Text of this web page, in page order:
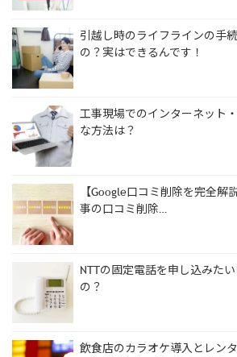
引越し時のライフラインの手
の？実はできるんです！
工事現場でのインターネット
な方法は？
【Google口コミ削除を完全解
事の口コミ削除…
NTTの固定電話を申し込みた
の？
飲食店のカラオケ導入とレン